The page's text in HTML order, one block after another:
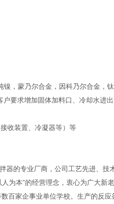
，蒙乃尔合金，因科乃尔合金，
要求增加固体加料口、冷却水进出
收装置、冷凝器等）等
的专业厂商，公司工艺先进、技
为本”的经营理念，衷心为广大新老
百家企事业单位学校。生产的反